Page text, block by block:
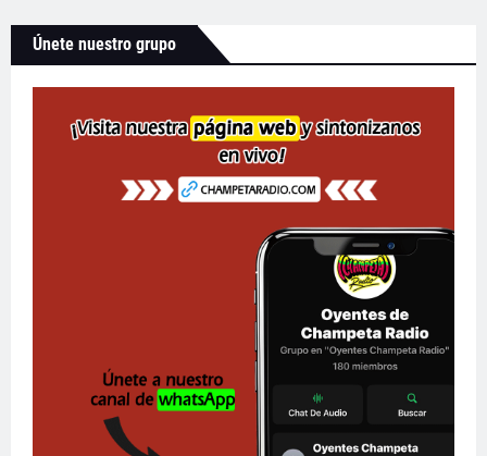
Únete nuestro grupo